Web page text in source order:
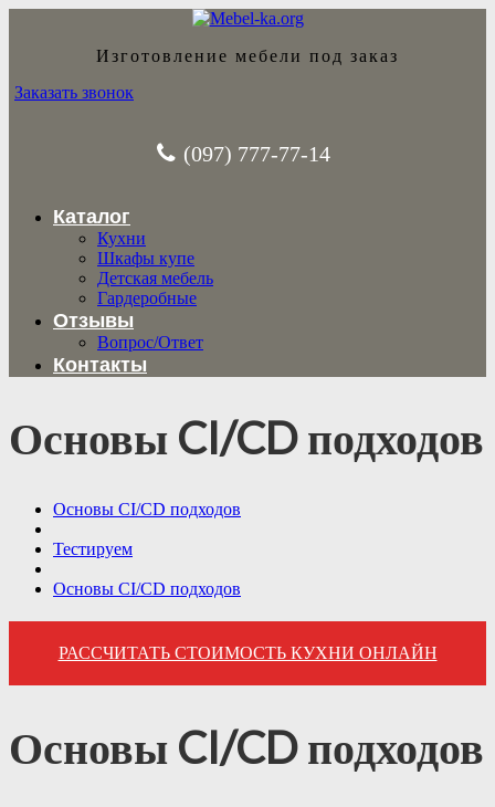
Изготовление мебели под заказ
Заказать звонок
(097) 777-77-14
Каталог
Кухни
Шкафы купе
Детская мебель
Гардеробные
Отзывы
Вопрос/Ответ
Контакты
Основы CI/CD подходов
Основы CI/CD подходов
Тестируем
Основы CI/CD подходов
РАССЧИТАТЬ СТОИМОСТЬ КУХНИ ОНЛАЙН
Основы CI/CD подходов